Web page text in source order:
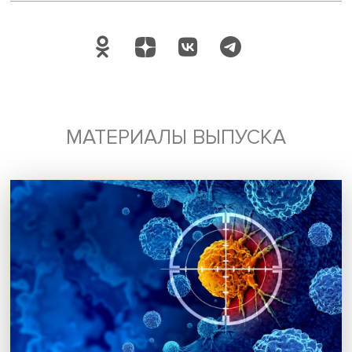
способствует улучшению лечения и реабилитации
с различными психоневрологическими
Дата публикации: 24.06.2024
мозг афазия лечение
Поделиться